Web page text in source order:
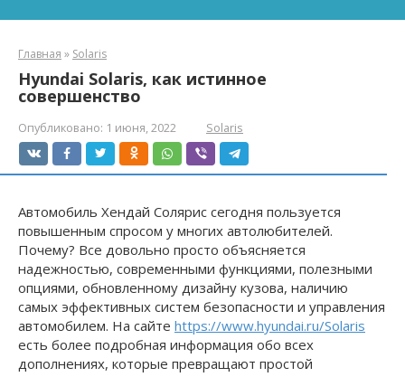
Главная » Solaris
Hyundai Solaris, как истинное
совершенство
Опубликовано: 1 июня, 2022 Solaris
Автомобиль Хендай Солярис сегодня пользуется
повышенным спросом у многих автолюбителей.
Почему? Все довольно просто объясняется
надежностью, современными функциями, полезными
опциями, обновленному дизайну кузова, наличию
самых эффективных систем безопасности и управления
автомобилем. На сайте https://www.hyundai.ru/Solaris
есть более подробная информация обо всех
дополнениях, которые превращают простой